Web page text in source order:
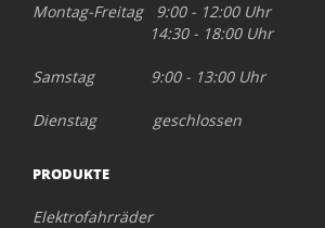
Montag-Freitag 9:00 - 12:00 Uhr
14:30 - 18:00 Uhr
Samstag 9:00 - 13:00 Uhr
Dienstag geschlossen
PRODUKTE
Elektrofahrräder